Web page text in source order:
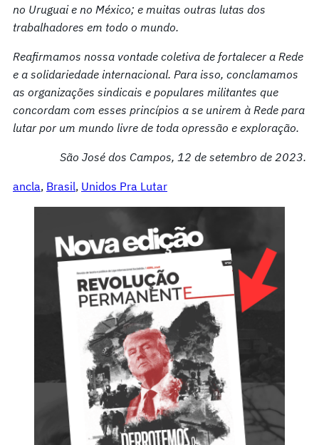
no Uruguai e no México; e muitas outras lutas dos
trabalhadores em todo o mundo.
Reafirmamos nossa vontade coletiva de fortalecer a Rede
e a solidariedade internacional. Para isso, conclamamos
as organizações sindicais e populares militantes que
concordam com esses princípios a se unirem à Rede para
lutar por um mundo livre de toda opressão e exploração.
São José dos Campos, 12 de setembro de 2023.
ancla, Brasil, Unidos Pra Lutar